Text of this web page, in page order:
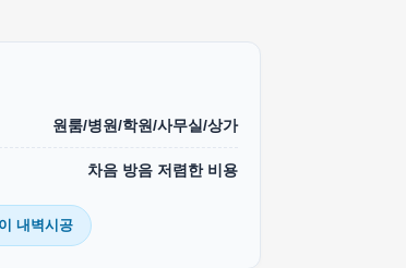
원룸/병원/학원/사무실/상가
차음 방음 저렴한 비용
내벽시공